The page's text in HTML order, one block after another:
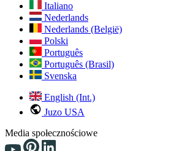
Italiano
Nederlands
Nederlands (België)
Polski
Português
Português (Brasil)
Svenska
English (Int.)
Juzo USA
Media społecznościowe